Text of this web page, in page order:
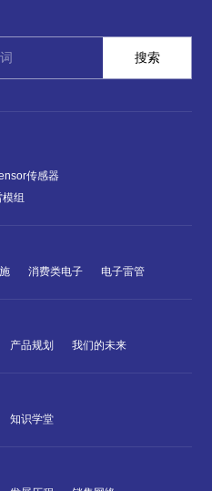
传感器
组
消费类电子 电子雷管
产品规划 我们的未来
知识学堂